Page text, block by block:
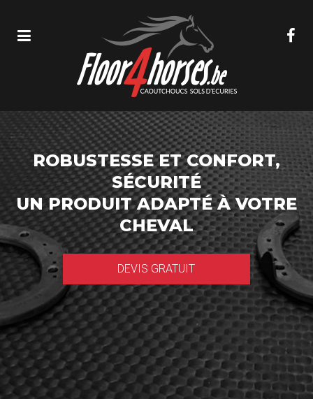
ROBUSTESSE ET CONFORT,
SÉCURITÉ
UN PRODUIT ADAPTÉ À VOTRE
CHEVAL
DEVIS GRATUIT